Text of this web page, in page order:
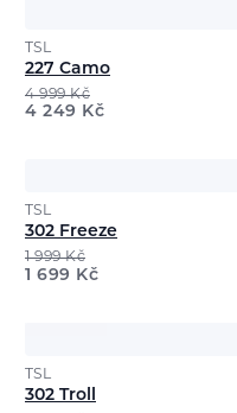
TSL
227 Camo
4 999Kč
4 249 Kč
TSL
302 Freeze
1 999Kč
1 699 Kč
TSL
302 Troll